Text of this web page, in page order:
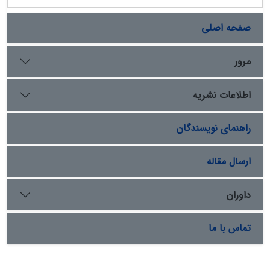
صفحه اصلی
مرور
اطلاعات نشریه
راهنمای نویسندگان
ارسال مقاله
داوران
تماس با ما